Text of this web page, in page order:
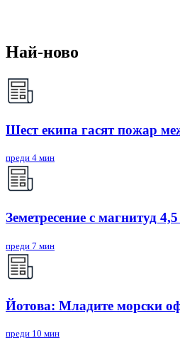
Най-ново
Шест екипа гасят пожар
преди 4 мин
Земетресение с магнитуд
преди 7 мин
Йотова: Младите морски
преди 10 мин